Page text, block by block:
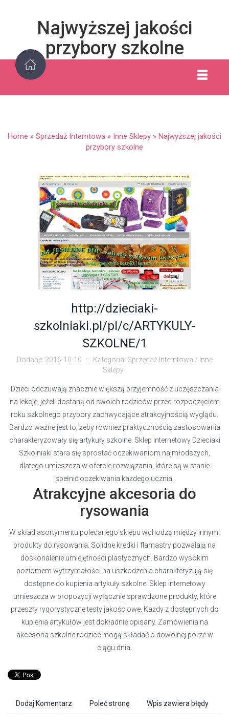
Najwyższej jakości
przybory szkolne
Home » Sprzedaż Interntowa » Inne Sklepy » Najwyższej jakości
przybory szkolne
http://dzieciaki-
szkolniaki.pl/pl/c/ARTYKULY-
SZKOLNE/1
Dodane: 2016-10-10 ::
Kategoria: Sprzedaż Interntowa / Inne
Sklepy
Dzieci odczuwają znacznie większą przyjemność z uczęszczania
na lekcje, jeżeli dostaną od swoich rodziców przed rozpoczęciem
roku szkolnego przybory zachwycające atrakcyjnością wyglądu.
Bardzo ważne jest to, żeby również praktycznością zastosowania
charakteryzowały się artykuły szkolne. Sklep internetowy Dzieciaki
Szkolniaki stara się sprostać oczekiwaniom najmłodszych,
dlatego umieszcza w ofercie rozwiązania, które są w stanie
spełnić oczekiwania każdego ucznia.
Atrakcyjne akcesoria do
rysowania
W skład asortymentu polecanego sklepu wchodzą między innymi
produkty do rysowania. Solidne kredki i flamastry pozwalają na
doskonalenie umiejętności plastycznych. Bardzo wysokim
poziomem wytrzymałości na uszkodzenia charakteryzują się
dostępne do kupienia artykuły szkolne. Sklep internetowy
umieszcza w propozycji wyłącznie sprawdzone produkty, które
przeszły rygorystyczne testy jakościowe. Każdy z dostępnych do
kupienia artykułów jest dokładnie opisany. Zamówienia na
akcesoria szkolne rodzice mogą składać o dowolnej porze w
ciągu dnia.
Dodaj Komentarz Poleć stronę Wpis zawiera błędy